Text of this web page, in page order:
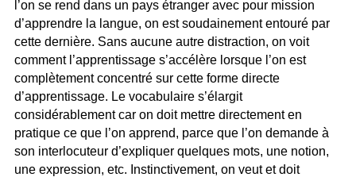
l’on se rend dans un pays étranger avec pour mission
d’apprendre la langue, on est soudainement entouré par
cette dernière. Sans aucune autre distraction, on voit
comment l’apprentissage s’accélère lorsque l’on est
complètement concentré sur cette forme directe
d’apprentissage. Le vocabulaire s’élargit
considérablement car on doit mettre directement en
pratique ce que l’on apprend, parce que l’on demande à
son interlocuteur d’expliquer quelques mots, une notion,
une expression, etc. Instinctivement, on veut et doit